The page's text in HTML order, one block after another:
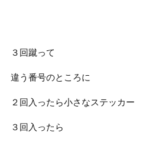
３回蹴って
違う番号のところに
２回入ったら小さなステッカー
３回入ったら